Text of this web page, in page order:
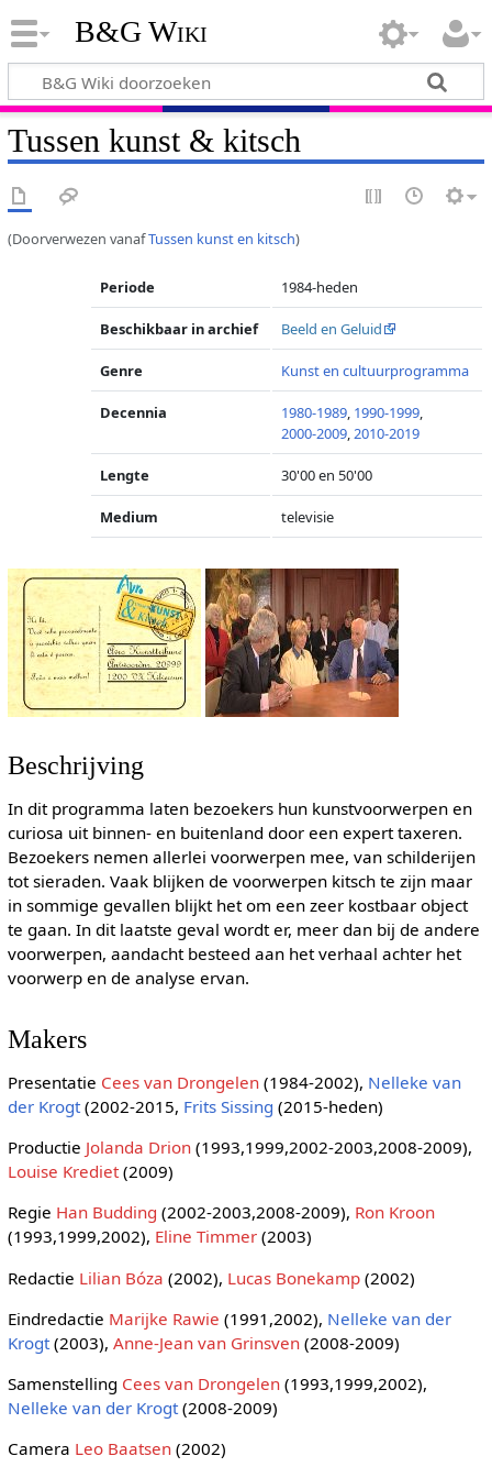
B&G Wiki
Tussen kunst & kitsch
(Doorverwezen vanafTussen kunst en kitsch)
Periode 1984-heden
Beschikbaar in archief Beeld en Geluid
Genre Kunst en cultuurprogramma
Decennia 1980-1989, 1990-1999,
2000-2009,2010-2019
Lengte 30'00 en 50'00
Medium televisie
Beschrijving
In dit programma laten bezoekers hun kunstvoorwerpen en
curiosa uit binnen- en buitenland door een expert taxeren.
Bezoekers nemen allerlei voorwerpen mee, van schilderijen
tot sieraden. Vaak blijken de voorwerpen kitsch te zijn maar
in sommige gevallen blijkt het om een zeer kostbaar object
te gaan. In dit laatste geval wordt er, meer dan bij de andere
voorwerpen, aandacht besteed aan het verhaal achter het
voorwerp en de analyse ervan.
Makers
Presentatie Cees van Drongelen(1984-2002), Nelleke van
der Krogt(2002-2015, Frits Sissing (2015-heden)
Productie Jolanda Drion(1993,1999,2002-2003,2008-2009),
Louise Krediet(2009)
Regie Han Budding (2002-2003,2008-2009), Ron Kroon
(1993,1999,2002), Eline Timmer(2003)
Redactie Lilian Bóza (2002), Lucas Bonekamp(2002)
Eindredactie Marijke Rawie (1991,2002), Nelleke van der
Krogt(2003), Anne-Jean van Grinsven(2008-2009)
Samenstelling Cees van Drongelen(1993,1999,2002),
Nelleke van der Krogt(2008-2009)
Camera Leo Baatsen(2002)